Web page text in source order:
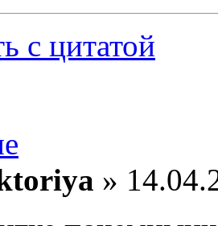
с цитатой
»